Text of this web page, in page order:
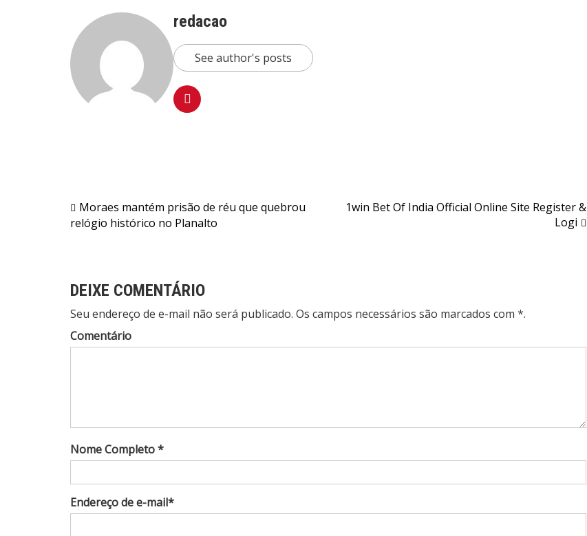
redacao
See author's posts
Navegação
de
Moraes mantém prisão de réu que quebrou
relógio histórico no Planalto
1win Bet Of India Official Online Site Register &
Logi
DEIXE COMENTÁRIO
Seu endereço de e-mail não será publicado. Os campos necessários são marcados com *.
Comentário
Nome Completo *
Endereço de e-mail*